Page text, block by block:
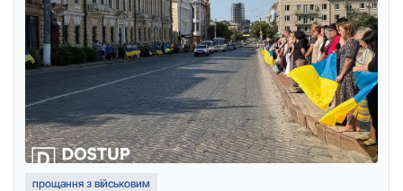
прощання з військовим